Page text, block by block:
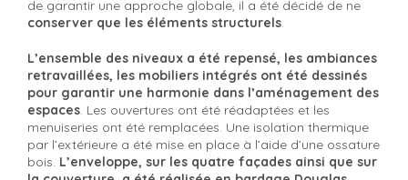
de garantir une approche globale, il a été décidé de ne
conserver que les éléments structurels.
L’ensemble des niveaux a été repensé, les ambiances
retravaillées, les mobiliers intégrés ont été dessinés
pour garantir une harmonie dans l’aménagement des
espaces. Les ouvertures ont été réadaptées et les
menuiseries ont été remplacées. Une isolation thermique
par l’extérieure a été mise en place à l’aide d’une ossature
bois. L’enveloppe, sur les quatre façades ainsi que sur